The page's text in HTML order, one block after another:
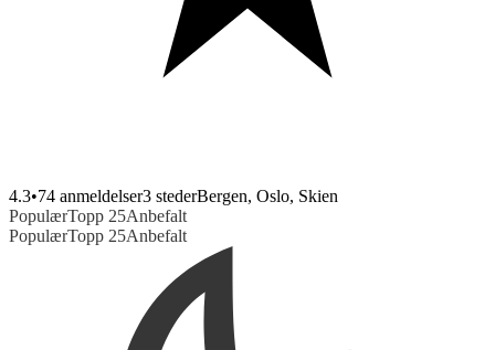
4.3•74 anmeldelser3 stederBergen, Oslo, Skien
PopulærTopp 25Anbefalt
PopulærTopp 25Anbefalt